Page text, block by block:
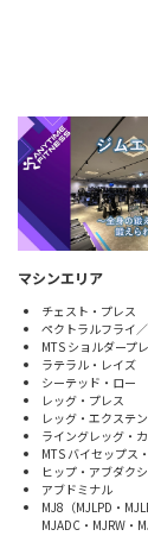
マシンエリア
チェスト・プレス
ペクトラルフライ
MTS ショルダープ
ラテラル・レイズ
シーテッド・ロー
レッグ・プレス
レッグ・エクステ
ライングレッグ・
MTS バイセップス
ヒップ・アブダク
アブドミナル
MJ8（MJLPD・
MJADC・MJRW・